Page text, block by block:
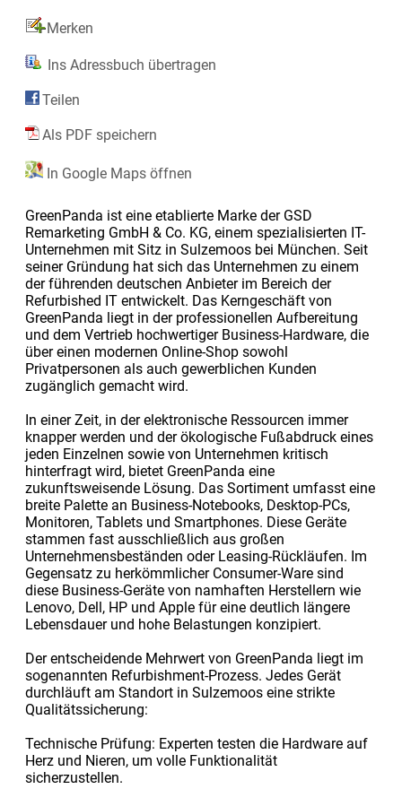
Merken
Ins Adressbuch übertragen
Teilen
Als PDF speichern
In Google Maps öffnen
GreenPanda ist eine etablierte Marke der GSD
Remarketing GmbH & Co. KG, einem spezialisierten IT-
Unternehmen mit Sitz in Sulzemoos bei München. Seit
seiner Gründung hat sich das Unternehmen zu einem
der führenden deutschen Anbieter im Bereich der
Refurbished IT entwickelt. Das Kerngeschäft von
GreenPanda liegt in der professionellen Aufbereitung
und dem Vertrieb hochwertiger Business-Hardware, die
über einen modernen Online-Shop sowohl
Privatpersonen als auch gewerblichen Kunden
zugänglich gemacht wird.
In einer Zeit, in der elektronische Ressourcen immer
knapper werden und der ökologische Fußabdruck eines
jeden Einzelnen sowie von Unternehmen kritisch
hinterfragt wird, bietet GreenPanda eine
zukunftsweisende Lösung. Das Sortiment umfasst eine
breite Palette an Business-Notebooks, Desktop-PCs,
Monitoren, Tablets und Smartphones. Diese Geräte
stammen fast ausschließlich aus großen
Unternehmensbeständen oder Leasing-Rückläufen. Im
Gegensatz zu herkömmlicher Consumer-Ware sind
diese Business-Geräte von namhaften Herstellern wie
Lenovo, Dell, HP und Apple für eine deutlich längere
Lebensdauer und hohe Belastungen konzipiert.
Der entscheidende Mehrwert von GreenPanda liegt im
sogenannten Refurbishment-Prozess. Jedes Gerät
durchläuft am Standort in Sulzemoos eine strikte
Qualitätssicherung:
Technische Prüfung: Experten testen die Hardware auf
Herz und Nieren, um volle Funktionalität
sicherzustellen.